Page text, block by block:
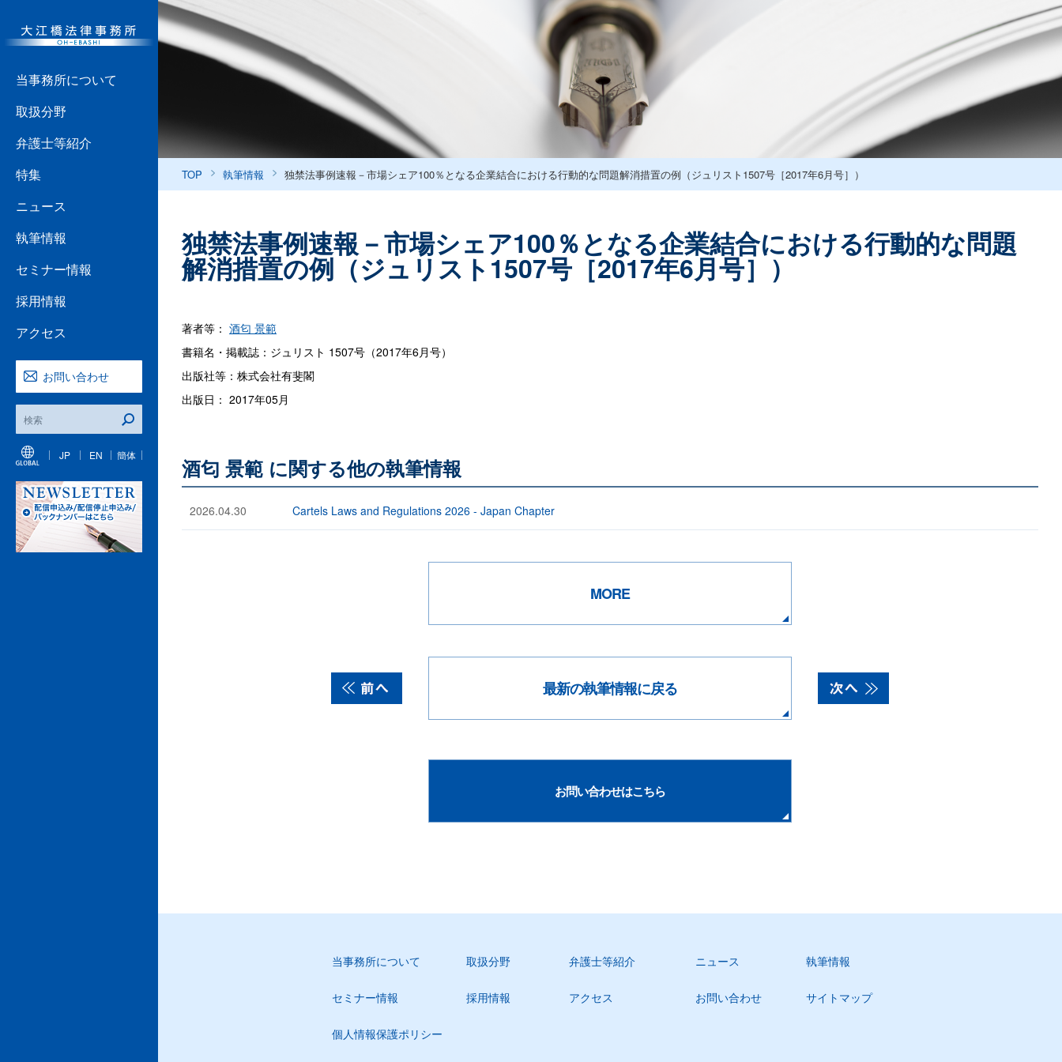
当事務所について
取扱分野
弁護士等紹介
特集
ニュース
執筆情報
セミナー情報
採用情報
アクセス
お問い合わせ
JP EN 簡体
TOP 執筆情報 独禁法事例速報－市場シェア100％となる企業結合における行動的な問題解消措置の例（ジュリスト1507号［2017年6月号］）
独禁法事例速報－市場シェア100％となる企業結合における行動的な問題
解消措置の例（ジュリスト1507号［2017年6月号］）
著者等： 酒匂 景範
書籍名・掲載誌：ジュリスト 1507号（2017年6月号）
出版社等：株式会社有斐閣
出版日： 2017年05月
酒匂 景範 に関する他の執筆情報
2026.04.30 Cartels Laws and Regulations 2026 - Japan Chapter
MORE
最新の執筆情報に戻る
お問い合わせはこちら
当事務所について 取扱分野 弁護士等紹介 ニュース 執筆情報
セミナー情報 採用情報 アクセス お問い合わせ サイトマップ
個人情報保護ポリシー